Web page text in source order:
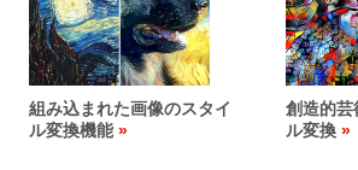
組み込まれた画像のスタイ
ル変換機能
創造的芸
ル変換